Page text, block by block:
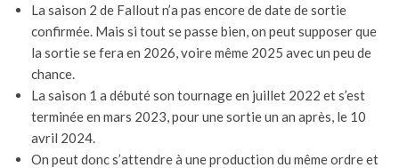
La saison 2 de Fallout n’a pas encore de date de sortie
confirmée. Mais si tout se passe bien, on peut supposer que
la sortie se fera en 2026, voire même 2025 avec un peu de
chance.
La saison 1 a débuté son tournage en juillet 2022 et s’est
terminée en mars 2023, pour une sortie un an après, le 10
avril 2024.
On peut donc s’attendre à une production du même ordre et